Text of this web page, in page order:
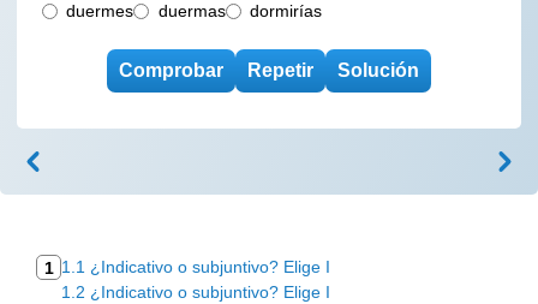
duermes
duermas dormirías
1 1.1 ¿Indicativo o subjuntivo? Elige I
1.2 ¿Indicativo o subjuntivo? Elige I